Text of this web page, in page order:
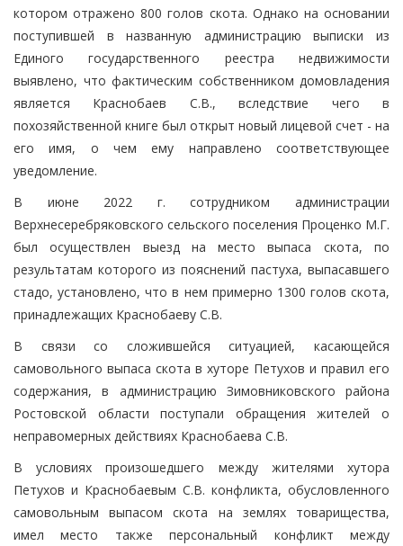
котором отражено 800 голов скота. Однако на основании
поступившей в названную администрацию выписки из
Единого государственного реестра недвижимости
выявлено, что фактическим собственником домовладения
является Краснобаев С.В., вследствие чего в
похозяйственной книге был открыт новый лицевой счет - на
его имя, о чем ему направлено соответствующее
уведомление.
В июне 2022 г. сотрудником администрации
Верхнесеребряковского сельского поселения Проценко М.Г.
был осуществлен выезд на место выпаса скота, по
результатам которого из пояснений пастуха, выпасавшего
стадо, установлено, что в нем примерно 1300 голов скота,
принадлежащих Краснобаеву С.В.
В связи со сложившейся ситуацией, касающейся
самовольного выпаса скота в хуторе Петухов и правил его
содержания, в администрацию Зимовниковского района
Ростовской области поступали обращения жителей о
неправомерных действиях Краснобаева С.В.
В условиях произошедшего между жителями хутора
Петухов и Краснобаевым С.В. конфликта, обусловленного
самовольным выпасом скота на землях товарищества,
имел место также персональный конфликт между